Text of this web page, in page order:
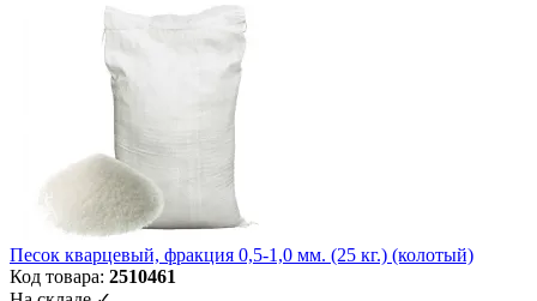
Песок кварцевый, фракция 0,5-1,0 мм. (25 кг.) (колотый)
Код товара: 2510461